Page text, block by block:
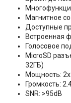
Магнитное
Доступные
Встроенная
Голосовое
MicroSD
32ГБ)
Мощность:
Громкость:
SNR: >95dB